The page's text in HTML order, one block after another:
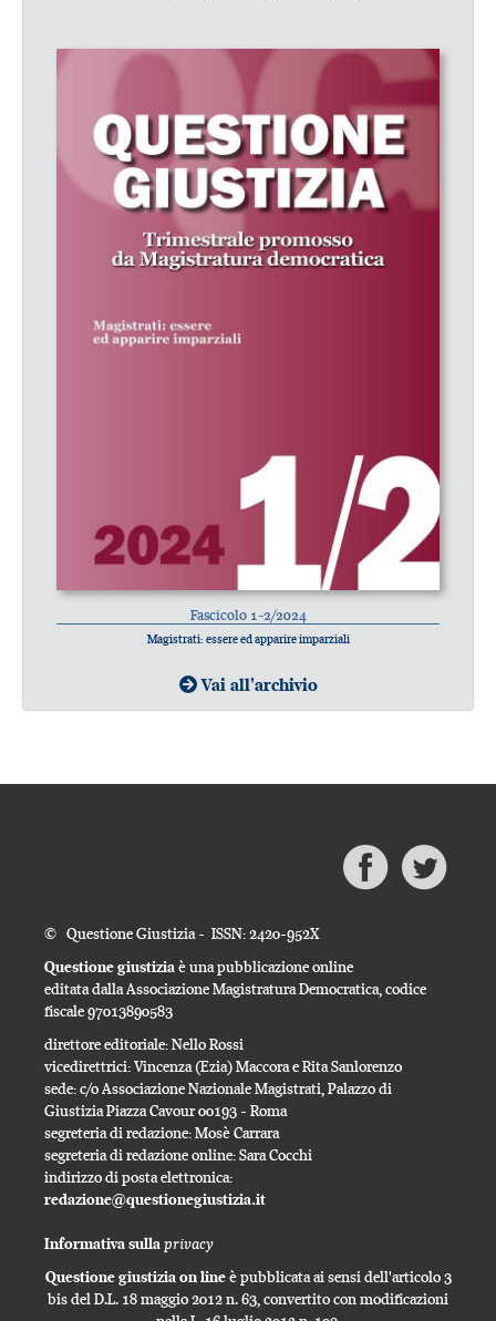
Fascicolo 1-2/2024
Magistrati: essere ed apparire imparziali
Vai all'archivio
© Questione Giustizia - ISSN: 2420-952X
Questione giustiziaè una pubblicazione online
editata dalla Associazione Magistratura Democratica, codice
fiscale 97013890583
direttore editoriale: Nello Rossi
vicedirettrici: Vincenza (Ezia) Maccora e Rita Sanlorenzo
sede: c/o Associazione Nazionale Magistrati, Palazzo di
Giustizia Piazza Cavour 00193 - Roma
segreteria di redazione: Mosè Carrara
segreteria di redazione online: Sara Cocchi
indirizzo di posta elettronica:
redazione@questionegiustizia.it
Informativa sullaprivacy
Questione giustizia on lineè pubblicata ai sensi dell'articolo 3
bis del D.L. 18 maggio 2012 n. 63, convertito con modificazioni